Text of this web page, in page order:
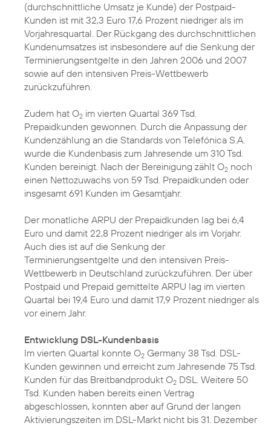
(durchschnittliche Umsatz je Kunde) der Postpaid-
Kunden ist mit 32,3 Euro 17,6 Prozent niedriger als im
Vorjahresquartal. Der Rückgang des durchschnittlichen
Kundenumsatzes ist insbesondere auf die Senkung der
Terminierungsentgelte in den Jahren 2006 und 2007
sowie auf den intensiven Preis-Wettbewerb
zurückzuführen.
Zudem hat O2 im vierten Quartal 369 Tsd.
Prepaidkunden gewonnen. Durch die Anpassung der
Kundenzählung an die Standards von Telefónica S.A.
wurde die Kundenbasis zum Jahresende um 310 Tsd.
Kunden bereinigt. Nach der Bereinigung zählt O2 noch
einen Nettozuwachs von 59 Tsd. Prepaidkunden oder
insgesamt 691 Kunden im Gesamtjahr.
Der monatliche ARPU der Prepaidkunden lag bei 6,4
Euro und damit 22,8 Prozent niedriger als im Vorjahr.
Auch dies ist auf die Senkung der
Terminierungsentgelte und den intensiven Preis-
Wettbewerb in Deutschland zurückzuführen. Der über
Postpaid und Prepaid gemittelte ARPU lag im vierten
Quartal bei 19,4 Euro und damit 17,9 Prozent niedriger als
vor einem Jahr.
Entwicklung DSL-Kundenbasis
Im vierten Quartal konnte O2 Germany 38 Tsd. DSL-
Kunden gewinnen und erreicht zum Jahresende 75 Tsd.
Kunden für das Breitbandprodukt O2 DSL. Weitere 50
Tsd. Kunden haben bereits einen Vertrag
abgeschlossen, konnten aber auf Grund der langen
Aktivierungszeiten im DSL-Markt nicht bis 31. Dezember